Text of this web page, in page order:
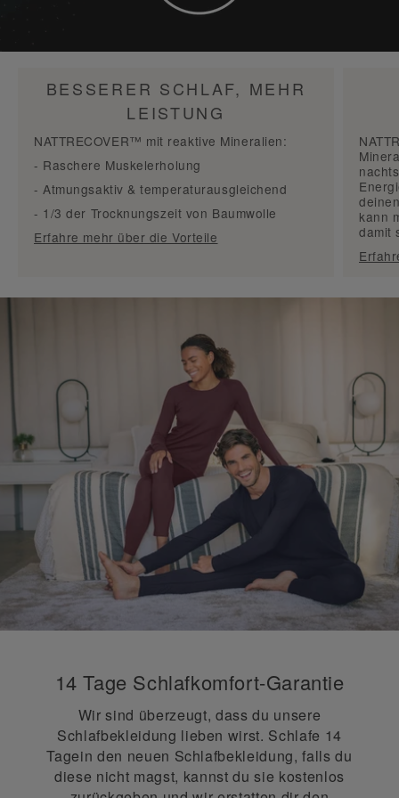
BESSERER SCHLAF, MEHR
LEISTUNG
NATTRECOVER™ mit reaktive Mineralien:
- Raschere Muskelerholung
-Atmungsaktiv &temperaturausgleichend
- 1/3 der Trocknungszeit von Baumwolle
Erfahre mehr über die Vorteile
kann
damit
14 Tage Schlafkomfort-Garantie
Wir sind überzeugt, dass du unsere
Schlafbekleidung lieben wirst. Schlafe 14
Tagein den neuen Schlafbekleidung, falls du
diese nicht magst, kannst du sie kostenlos